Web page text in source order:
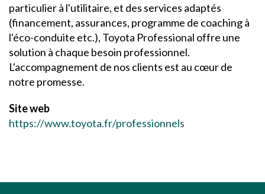
particulier à l'utilitaire, et des services adaptés
(financement, assurances, programme de coaching à
l'éco-conduite etc.), Toyota Professional offre une
solution à chaque besoin professionnel.
L'accompagnement de nos clients est au cœur de
notre promesse.
Site web
https://www.toyota.fr/professionnels